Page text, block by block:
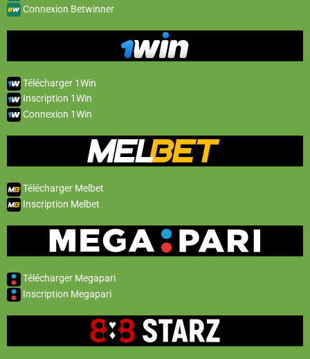
Connexion Betwinner
Télécharger 1Win
Inscription 1Win
Connexion 1Win
Télécharger Melbet
Inscription Melbet
Télécharger Megapari
Inscription Megapari